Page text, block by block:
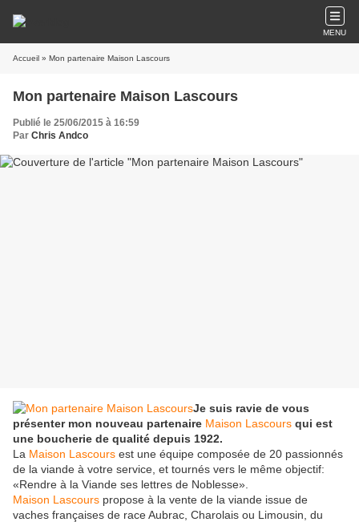
MENU
Accueil » Mon partenaire Maison Lascours
Mon partenaire Maison Lascours
Publié le 25/06/2015 à 16:59
Par Chris Andco
Je suis ravie de vous
présenter mon nouveau partenaire Maison Lascours qui est
une boucherie de qualité depuis 1922.
La Maison Lascours est une équipe composée de 20 passionnés
de la viande à votre service, et tournés vers le même objectif:
«Rendre à la Viande ses lettres de Noblesse».
Maison Lascours propose à la vente de la viande issue de
vaches françaises de race Aubrac, Charolais ou Limousin, du